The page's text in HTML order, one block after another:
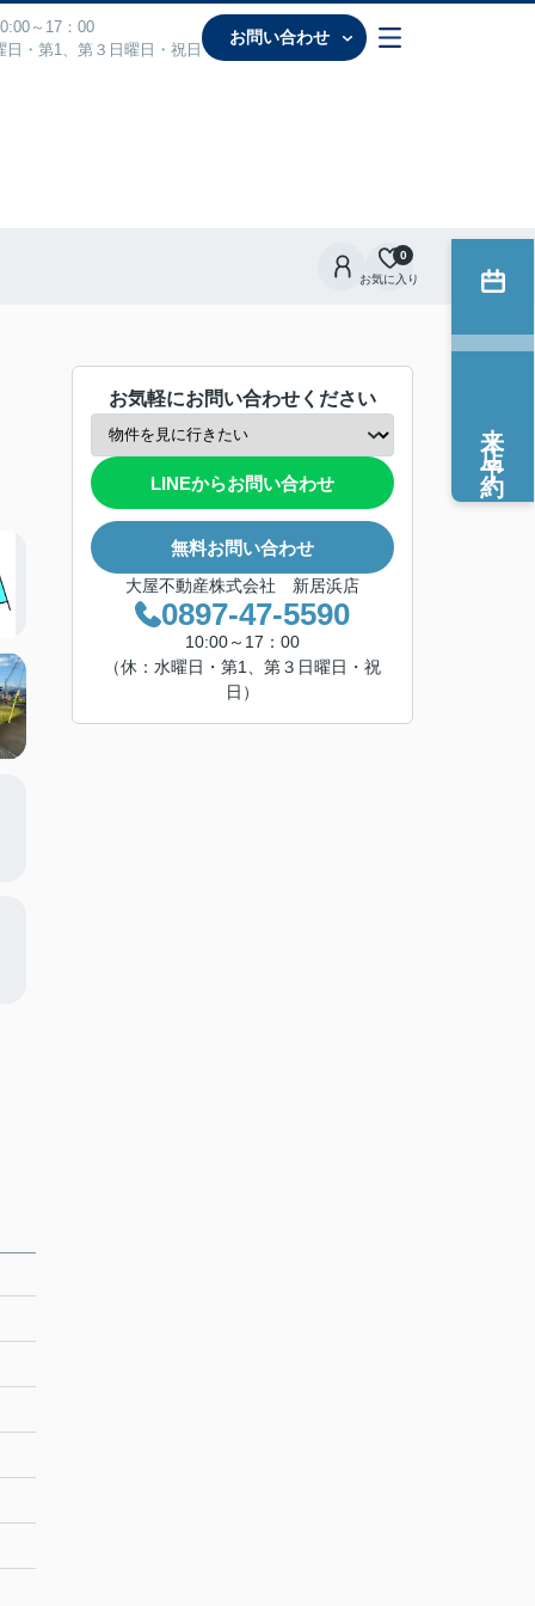
～17：00
日・第1、第３日曜日・祝日
お問い合わせ
お気に入り
0
お気軽にお問い合わせください
LINEからお問い合わせ
無料お問い合わせ
大屋不動産株式会社 新居浜店
0897-47-5590
10:00～17：00
（休：水曜日・第1、第３日曜日・祝
日）
来店予約